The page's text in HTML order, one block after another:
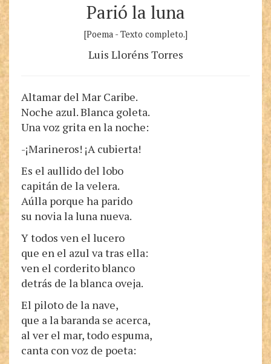
Parió la luna
[Poema - Texto completo.]
Luis Lloréns Torres
Altamar del Mar Caribe.
Noche azul. Blanca goleta.
Una voz grita en la noche:
-¡Marineros! ¡A cubierta!
Es el aullido del lobo
capitán de la velera.
Aúlla porque ha parido
su novia la luna nueva.
Y todos ven el lucero
que en el azul va tras ella:
ven el corderito blanco
detrás de la blanca oveja.
El piloto de la nave,
que a la baranda se acerca,
al ver el mar, todo espuma,
canta con voz de poeta: